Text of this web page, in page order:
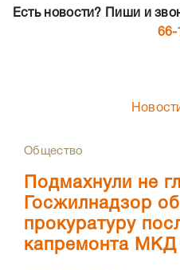
Есть новости? Пиши и
66-
Общество
Подмахнули не
Госжилнадзор
прокуратуру
капремонта МКД